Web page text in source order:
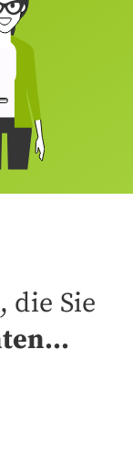
die Sie